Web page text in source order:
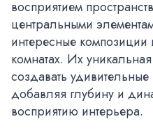
восприятием
центральными
интересные композиции
комнатах. Их
создавать удивительные
добавляя глубину и
восприятию интерьера.